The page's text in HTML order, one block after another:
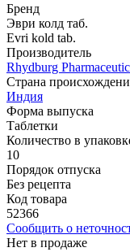
Бренд
Эври колд таб.
Evri kold tab.
Производитель
Rhydburg
Страна
Индия
Форма выпуска
Таблетки
Количество в
10
Порядок отпуска
Без рецепта
Код товара
52366
Сообщить о
Нет в продаже